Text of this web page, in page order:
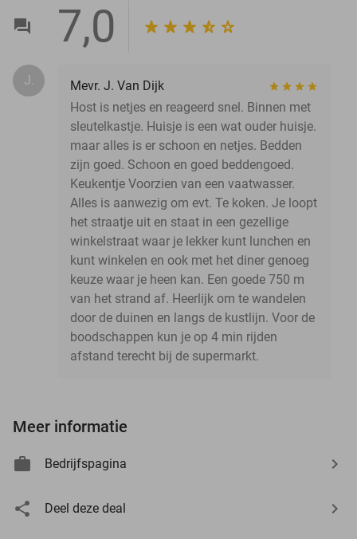
7,0
J.
Mevr. J. Van Dijk
Host is netjes en reageerd snel. Binnen met
sleutelkastje. Huisje is een wat ouder huisje.
maar alles is er schoon en netjes. Bedden
zijn goed. Schoon en goed beddengoed.
Keukentje Voorzien van een vaatwasser.
Alles is aanwezig om evt. Te koken. Je loopt
het straatje uit en staat in een gezellige
winkelstraat waar je lekker kunt lunchen en
kunt winkelen en ook met het diner genoeg
keuze waar je heen kan. Een goede 750 m
van het strand af. Heerlijk om te wandelen
door de duinen en langs de kustlijn. Voor de
boodschappen kun je op 4 min rijden
afstand terecht bij de supermarkt.
Meer informatie
Bedrijfspagina
Deel deze deal